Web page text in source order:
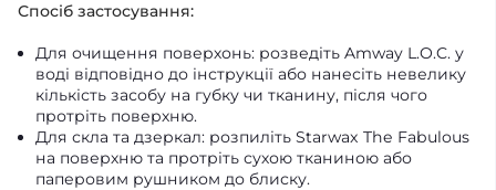
Спосіб застосування:
Для очищення поверхонь: розведіть Amway L.O.C. у
воді відповідно до інструкції або нанесіть невелику
кількість засобу на губку чи тканину, після чого
протріть поверхню.
Для скла та дзеркал: розпиліть Starwax The Fabulous
на поверхню та протріть сухою тканиною або
паперовим рушником до блиску.